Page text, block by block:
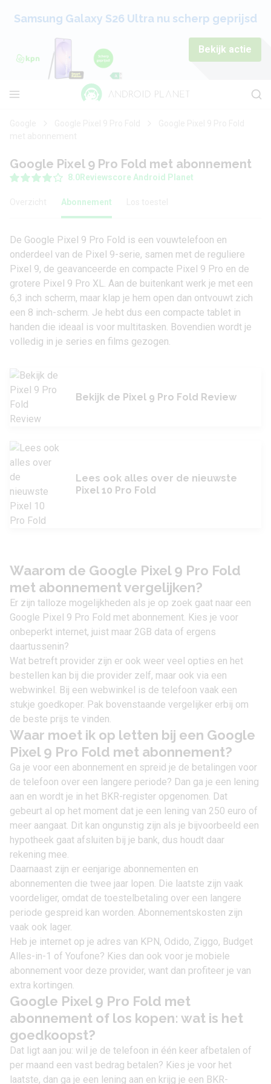
Samsung Galaxy S26 Ultra nu scherp geprijsd
Bekijk actie
Google Pixel 9 Pro Fold met abonnement
8.0Reviewscore Android Planet
Abonnement
De Google Pixel 9 Pro Fold is een vouwtelefoon en
onderdeel van de Pixel 9-serie, samen met de reguliere
Pixel 9, de geavanceerde en compacte Pixel 9 Pro en de
grotere Pixel 9 Pro XL. Aan de buitenkant werk je met een
6,3 inch scherm, maar klap je hem open dan ontvouwt zich
een 8 inch-scherm. Je hebt dus een compacte tablet in
handen die ideaal is voor multitasken. Bovendien wordt je
volledig in je series en films gezogen.
Bekijk de Pixel 9 Pro Fold Review
Lees ook alles over de nieuwste
Pixel 10 Pro Fold
Waarom de Google Pixel 9 Pro Fold
met abonnement vergelijken?
Er zijn talloze mogelijkheden als je op zoek gaat naar een
Google Pixel 9 Pro Fold met abonnement. Kies je voor
onbeperkt internet, juist maar 2GB data of ergens
daartussenin?
Wat betreft provider zijn er ook weer veel opties en het
bestellen kan bij die provider zelf, maar ook via een
webwinkel. Bij een webwinkel is de telefoon vaak een
stukje goedkoper. Pak bovenstaande vergelijker erbij om
de beste prijs te vinden.
Waar moet ik op letten bij een Google
Pixel 9 Pro Fold met abonnement?
Ga je voor een abonnement en spreid je de betalingen voor
de telefoon over een langere periode? Dan ga je een lening
aan en wordt je in het BKR-register opgenomen. Dat
gebeurt al op het moment dat je een lening van 250 euro of
meer aangaat. Dit kan ongunstig zijn als je bijvoorbeeld een
hypotheek gaat afsluiten bij je bank, dus houdt daar
rekening mee.
Daarnaast zijn er eenjarige abonnementen en
abonnementen die twee jaar lopen. Die laatste zijn vaak
voordeliger, omdat de toestelbetaling over een langere
periode gespreid kan worden. Abonnementskosten zijn
vaak ook lager.
Heb je internet op je adres van KPN, Odido, Ziggo, Budget
Alles-in-1 of Youfone? Kies dan ook voor je mobiele
abonnement voor deze provider, want dan profiteer je van
extra kortingen.
Google Pixel 9 Pro Fold met
abonnement of los kopen: wat is het
goedkoopst?
Dat ligt aan jou: wil je de telefoon in één keer afbetalen of
per maand een vast bedrag betalen? Kies je voor het
laatste, dan ga je een lening aan en krijg je een BKR-